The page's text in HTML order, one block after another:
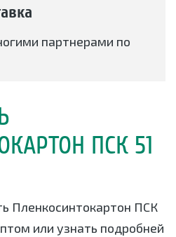
партнерами по
ПСК 51
Пленкосинтокартон ПСК
или узнать подробней